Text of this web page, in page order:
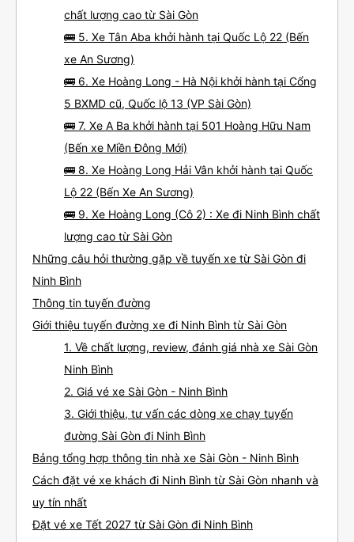
chất lượng cao từ Sài Gòn
🚌 5. Xe Tân Aba khởi hành tại Quốc Lộ 22 (Bến
xe An Sương)
🚌 6. Xe Hoàng Long - Hà Nội khởi hành tại Cổng
5 BXMD cũ, Quốc lộ 13 (VP Sài Gòn)
🚌 7. Xe A Ba khởi hành tại 501 Hoàng Hữu Nam
(Bến xe Miền Đông Mới)
🚌 8. Xe Hoàng Long Hải Vân khởi hành tại Quốc
Lộ 22 (Bến Xe An Sương)
🚌 9. Xe Hoàng Long (Cô 2) : Xe đi Ninh Bình chất
lượng cao từ Sài Gòn
Những câu hỏi thường gặp về tuyến xe từ Sài Gòn đi
Ninh Bình
Thông tin tuyến đường
Giới thiệu tuyến đường xe đi Ninh Bình từ Sài Gòn
1. Về chất lượng, review, đánh giá nhà xe Sài Gòn
Ninh Bình
2. Giá vé xe Sài Gòn - Ninh Bình
3. Giới thiệu, tư vấn các dòng xe chạy tuyến
đường Sài Gòn đi Ninh Bình
Bảng tổng hợp thông tin nhà xe Sài Gòn - Ninh Bình
Cách đặt vé xe khách đi Ninh Bình từ Sài Gòn nhanh và
uy tín nhất
Đặt vé xe Tết 2027 từ Sài Gòn đi Ninh Bình